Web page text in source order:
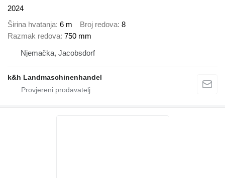
2024
Širina hvatanja 6 m Broj redova 8
Razmak redova 750 mm
Njemačka, Jacobsdorf
k&h Landmaschinenhandel